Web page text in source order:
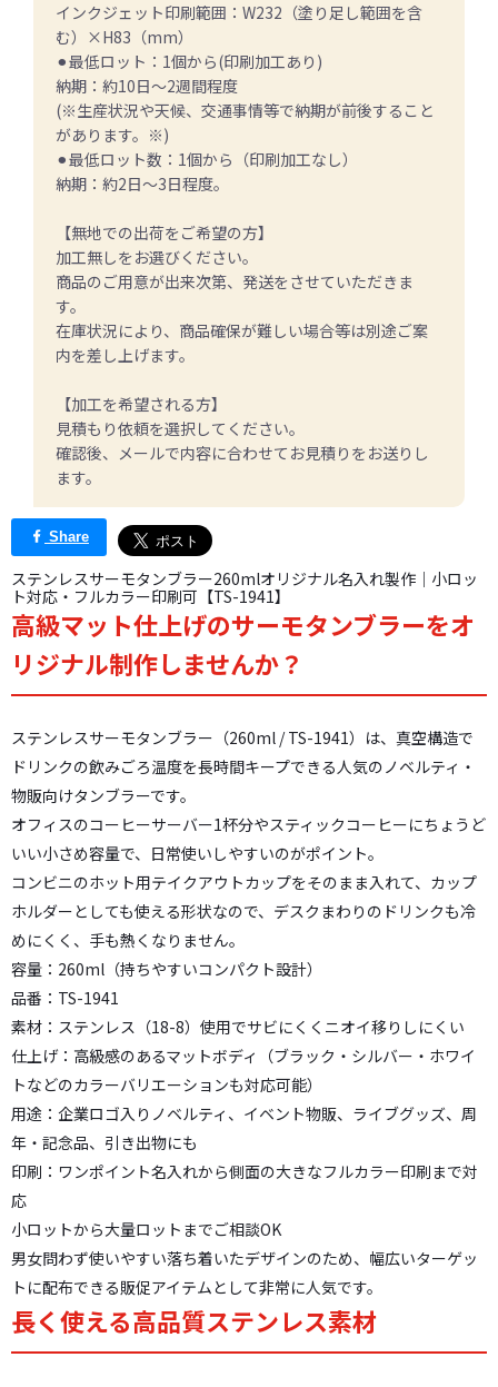
インクジェット印刷範囲：W232（塗り足し範囲を含
む）×H83（mm）
⚫︎最低ロット：1個から(印刷加工あり)
納期：約10日〜2週間程度
(※生産状況や天候、交通事情等で納期が前後すること
があります。※)
⚫︎最低ロット数：1個から（印刷加工なし）
納期：約2日～3日程度。
【無地での出荷をご希望の方】
加工無しをお選びください。
商品のご用意が出来次第、発送をさせていただきま
す。
在庫状況により、商品確保が難しい場合等は別途ご案
内を差し上げます。
【加工を希望される方】
見積もり依頼を選択してください。
確認後、メールで内容に合わせてお見積りをお送りし
ます。
Share
ステンレスサーモタンブラー260mlオリジナル名入れ製作｜小ロッ
ト対応・フルカラー印刷可【TS-1941】
高級マット仕上げのサーモタンブラーをオ
リジナル制作しませんか？
ステンレスサーモタンブラー（260ml / TS-1941）は、真空構造で
ドリンクの飲みごろ温度を長時間キープできる人気のノベルティ・
物販向けタンブラーです。
オフィスのコーヒーサーバー1杯分やスティックコーヒーにちょうど
いい小さめ容量で、日常使いしやすいのがポイント。
コンビニのホット用テイクアウトカップをそのまま入れて、カップ
ホルダーとしても使える形状なので、デスクまわりのドリンクも冷
めにくく、手も熱くなりません。
容量：260ml（持ちやすいコンパクト設計）
品番：TS-1941
素材：ステンレス（18-8）使用でサビにくくニオイ移りしにくい
仕上げ：高級感のあるマットボディ（ブラック・シルバー・ホワイ
トなどのカラーバリエーションも対応可能）
用途：企業ロゴ入りノベルティ、イベント物販、ライブグッズ、周
年・記念品、引き出物にも
印刷：ワンポイント名入れから側面の大きなフルカラー印刷まで対
応
小ロットから大量ロットまでご相談OK
男女問わず使いやすい落ち着いたデザインのため、幅広いターゲッ
トに配布できる販促アイテムとして非常に人気です。
長く使える高品質ステンレス素材